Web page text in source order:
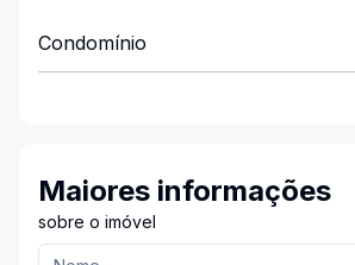
Condomínio
Maiores informações
sobre o imóvel